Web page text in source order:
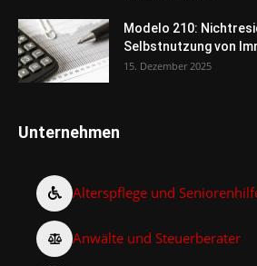
Modelo 210:
Selbstnutzung von
15. Dezember 2025
Unternehmen
Alterspflege und
Anwälte und Steuerberater